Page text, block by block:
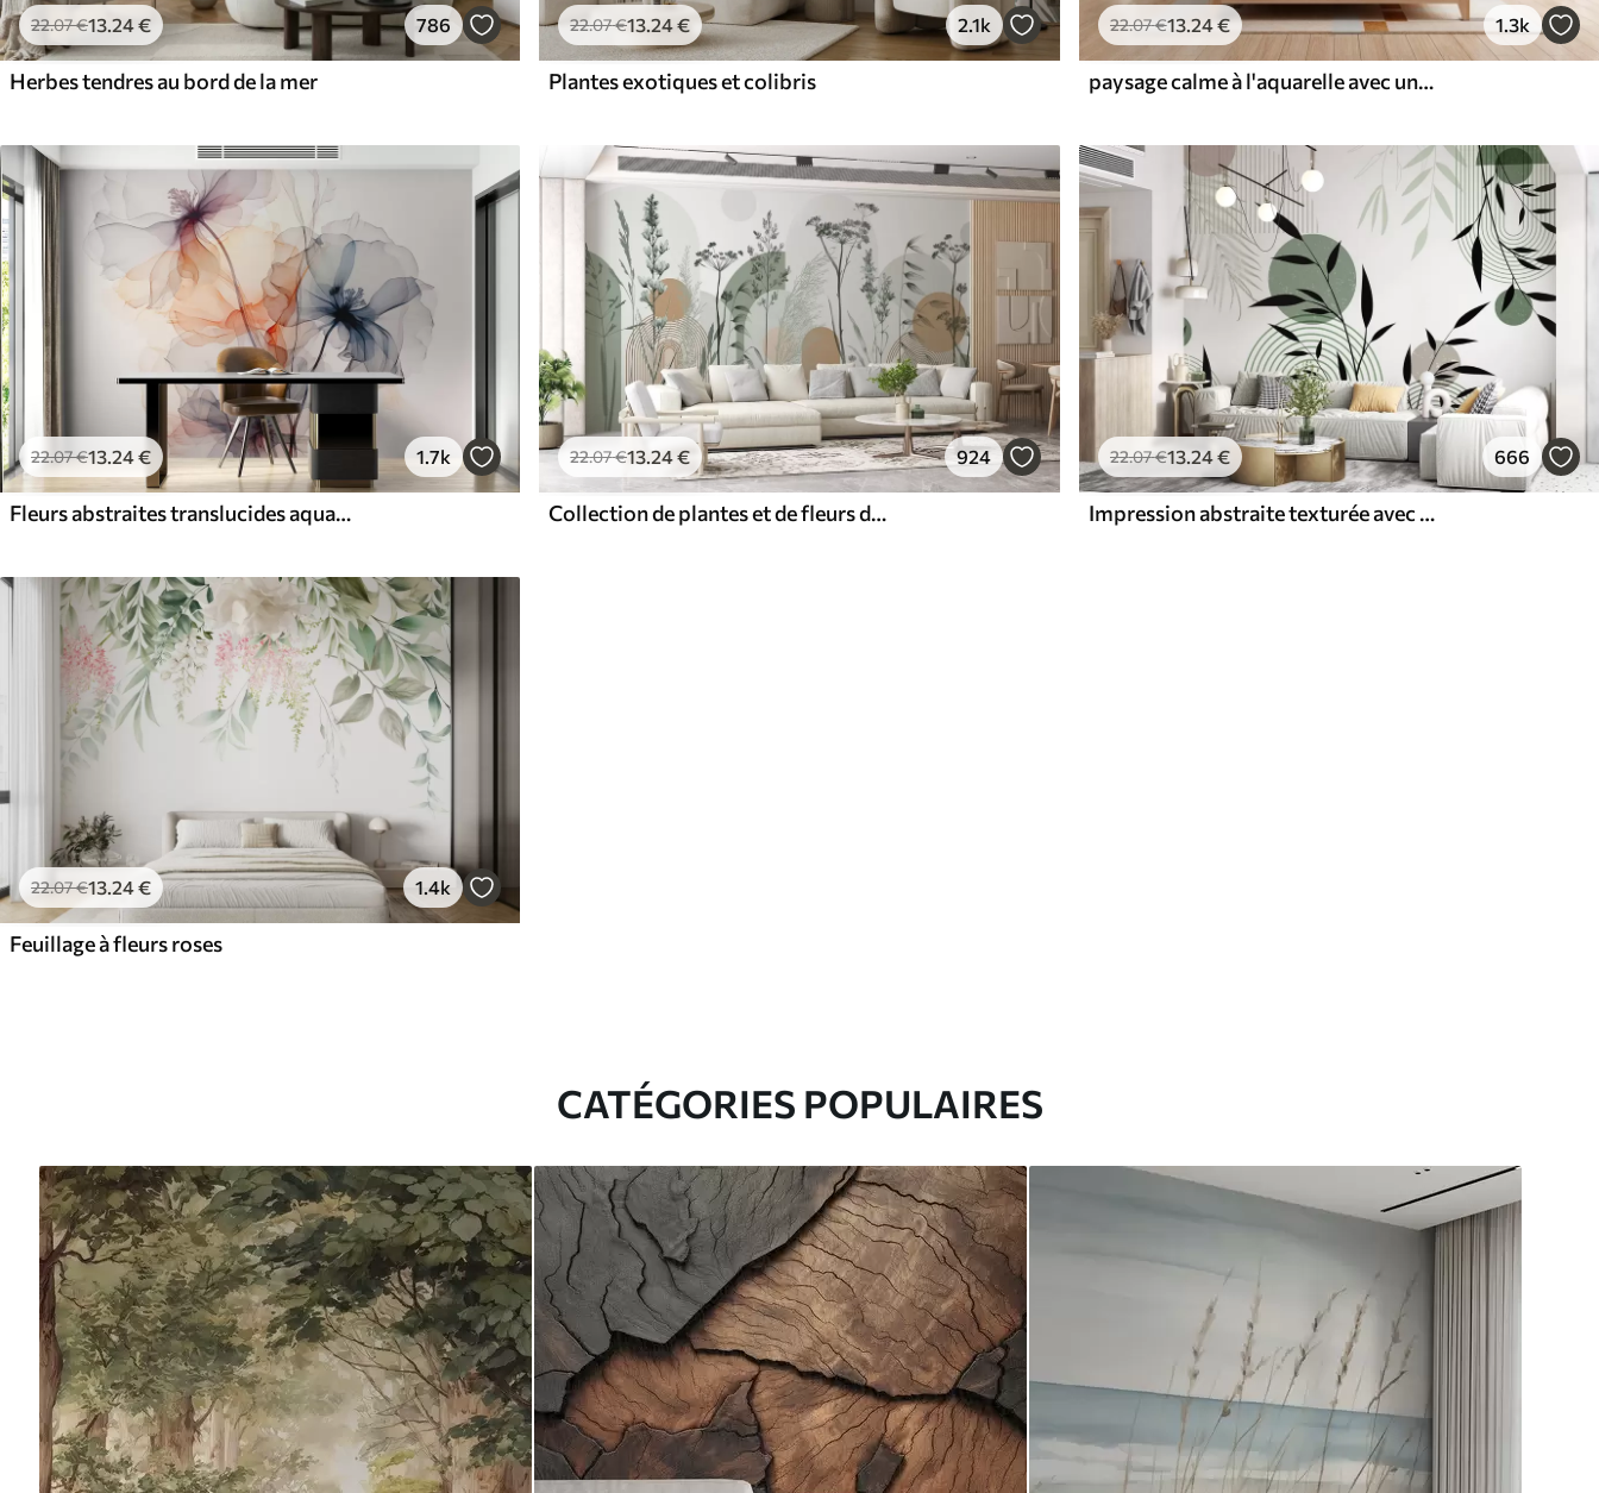
22.07€13.24€ 786
Herbes tendres au bord de la mer
22.07€13.24€ 2.1k
Plantes exotiques et colibris
22.07€13.24€ 1.3k
paysage calme à l'aquarelle avec un lac et un arbre en fleurs
22.07€13 .24€ 1.7k
Fleurs abstraites translucides aquarelle liquide
22.07€13 .24€ 924
Collection de plantes et de fleurs dans des tons neutres sur un fond d'arche abstrait dans des teintes vertes et orangées
22.07€13.24€ 666
Impression abstraite texturée avec des formes géométriques, des cercles et des arcs et des plantes noires et vertes sur un fond blanc
22.07€13.24€ 1.4k
Feuillage à fleurs roses
CATÉGORIES POPULAIRES